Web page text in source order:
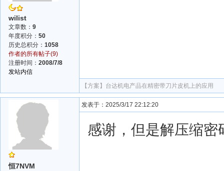
wilist
文章数： 9
年度积分： 50
历史总积分： 1058
作者的所有帖子(9)
注册时间： 2008/7/8
发站内信
【方案】 台达机电产品在精密带刀片皮机上的应用
恒7NVM
发表于：2025/3/17 22:12:20
感谢，但是解压缩密